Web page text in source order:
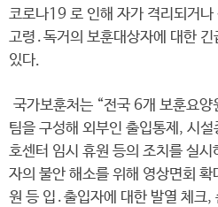
코로나19 로 인해 자가 격리되거
고령․독거의 보훈대상자에 대한
있다.
국가보훈처는 “전국 6개 보훈요양
팀을 구성해 외부인 출입통제, 시
호센터 임시 휴원 등의 조치를 실
자의 불안 해소를 위해 영상면회
원 등 입․출입자에 대한 발열 체크,